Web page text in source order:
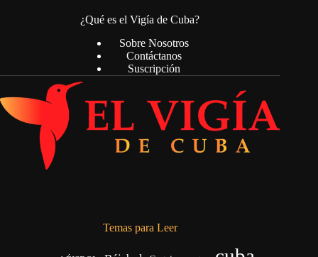
¿Qué es el Vigía de Cuba?
Sobre Nosotros
Contáctanos
Suscripción
Temas para Leer